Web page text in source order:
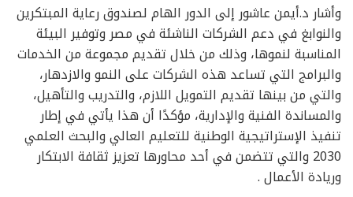
وأشار د.أيمن عاشور إلى الدور الهام لصندوق رعاية المبتكرين
والنوابغ في دعم الشركات الناشئة في مصر وتوفير البيئة
المناسبة لنموها، وذلك من خلال تقديم مجموعة من الخدمات
والبرامج التي تساعد هذه الشركات على النمو والازدهار،
والتي من بينها تقديم التمويل اللازم، والتدريب والتأهيل،
والمساندة الفنية والإدارية، مؤكدًا أن هذا يأتي في إطار
تنفيذ الإستراتيجية الوطنية للتعليم العالي والبحث العلمي
2030 والتي تتضمن في أحد محاورها تعزيز ثقافة الابتكار
وريادة الأعمال .